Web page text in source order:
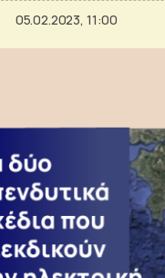
05.02.2023, 11:00